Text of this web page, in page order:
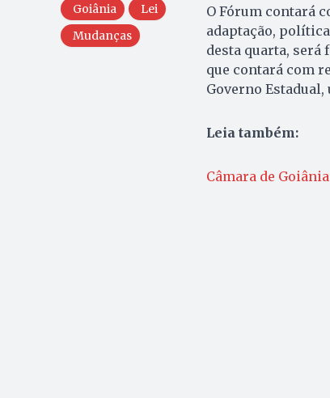
Goiânia
Lei
Mudanças
O Fórum contará
adaptação,
desta quarta, será
que contará com
Governo
Leia também:
Câmara de